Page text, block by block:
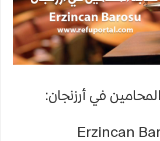
في أرزنجان:
Erzincan